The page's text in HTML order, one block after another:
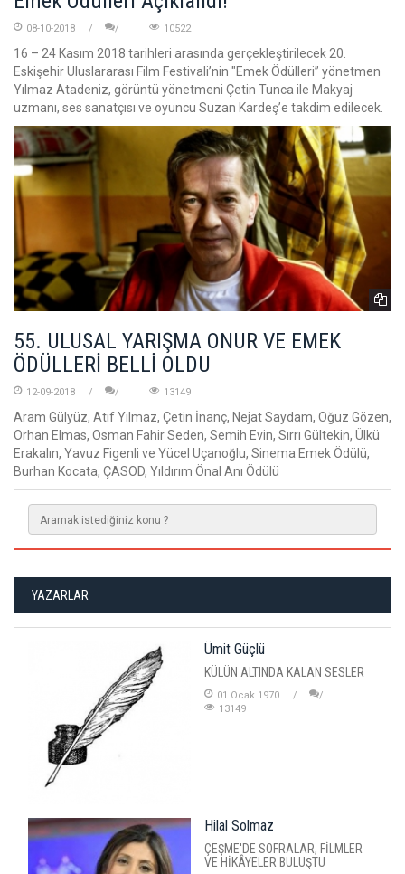
08-10-2018 10522
16 – 24 Kasım 2018 tarihleri arasında gerçekleştirilecek 20.
Eskişehir Uluslararası Film Festivali’nin "Emek Ödülleri” yönetmen
Yılmaz Atadeniz, görüntü yönetmeni Çetin Tunca ile Makyaj
uzmanı, ses sanatçısı ve oyuncu Suzan Kardeş’e takdim edilecek.
55. ULUSAL YARIŞMA ONUR VE EMEK
ÖDÜLLERİ BELLİ OLDU
12-09-2018 13149
Aram Gülyüz, Atıf Yılmaz, Çetin İnanç, Nejat Saydam, Oğuz Gözen,
Orhan Elmas, Osman Fahir Seden, Semih Evin, Sırrı Gültekin, Ülkü
Erakalın, Yavuz Figenli ve Yücel Uçanoğlu, Sinema Emek Ödülü,
Burhan Kocata, ÇASOD, Yıldırım Önal Anı Ödülü
YAZARLAR
Ümit Güçlü
KÜLÜN ALTINDA KALAN SESLER
01 Ocak 1970
13149
Hilal Solmaz
ÇEŞME'DE SOFRALAR, FİLMLER
VE HİKÂYELER BULUŞTU